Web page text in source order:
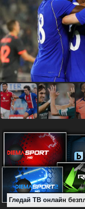
Гледай ТВ онлайн